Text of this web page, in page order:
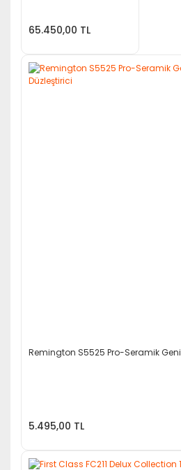
65.450,00 TL
Remington S5525 Pro-Seramik
5.495,00 TL